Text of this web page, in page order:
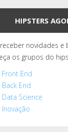
HIPSTERS
novidades
os grupos do
Front End
Back End
Data Science
Inovação